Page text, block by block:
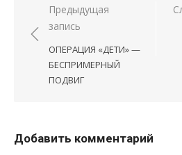
Навигация
по
записям
Предыдущая
запись
ОПЕРАЦИЯ «ДЕТИ» —
БЕСПРИМЕРНЫЙ
ПОДВИГ
Добавить комментарий